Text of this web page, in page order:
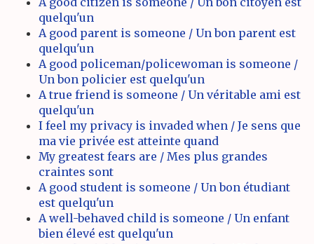
quelqu'un
A good parent is someone / Un bon parent est
quelqu'un
A good policeman/policewoman is someone /
Un bon policier est quelqu'un
A true friend is someone / Un véritable ami est
quelqu'un
I feel my privacy is invaded when / Je sens que
ma vie privée est atteinte quand
My greatest fears are / Mes plus grandes
craintes sont
A good student is someone / Un bon étudiant
est quelqu'un
A well-behaved child is someone / Un enfant
bien élevé est quelqu'un